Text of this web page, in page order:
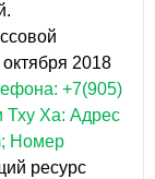
2018
+7(905)
Тху Ха: Адрес
Номер
ресурс